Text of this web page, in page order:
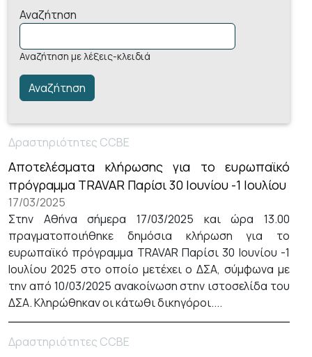
Αναζήτηση
Αναζήτηση με λέξεις-κλειδιά
Δραστηριότητες CCBE
Αποτελέσματα κλήρωσης για το ευρωπαϊκό
πρόγραμμα TRAVAR Παρίσι 30 Ιουνίου -1 Ιουλίου
17/03/2025
Στην Αθήνα σήμερα 17/03/2025 και ώρα 13.00
πραγματοποιήθηκε δημόσια κλήρωση για το
ευρωπαϊκό πρόγραμμα TRAVAR Παρίσι 30 Ιουνίου -1
Ιουλίου 2025 στο οποίο μετέχει ο ΔΣΑ, σύμφωνα με
την από 10/03/2025 ανακοίνωση στην ιστοσελίδα του
ΔΣΑ. Κληρώθηκαν οι κάτωθι δικηγόροι....
Δραστηριότητες CCBE